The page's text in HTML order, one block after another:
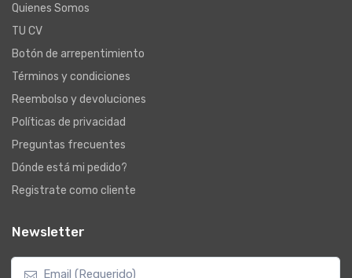
Quienes Somos
TU CV
Botón de arrepentimiento
Términos y condiciones
Reembolso y devoluciones
Políticas de privacidad
Preguntas frecuentes
Dónde está mi pedido?
Registrate como cliente
Newsletter